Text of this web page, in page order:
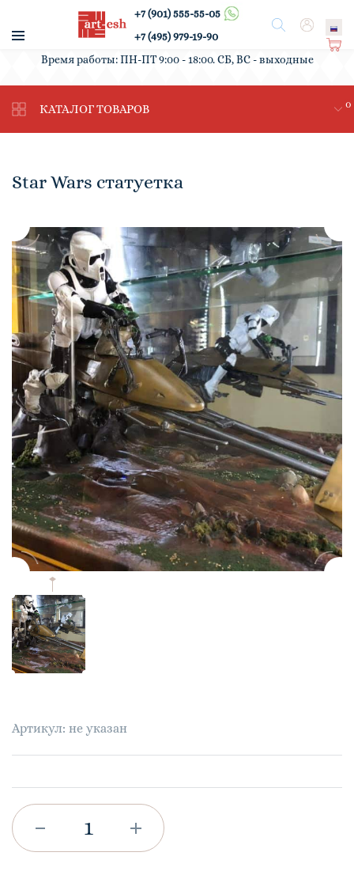
Поиск
+7 (901) 555-55-05
+7 (495) 979-19-90
Ко
ин
а
0
Вход
/
Время работы: ПН-ПТ 9:00 - 18:00. СБ, ВС - выходные
КАТАЛОГ ТОВАРОВ
Star Wars статуетка
Артикул: не указан